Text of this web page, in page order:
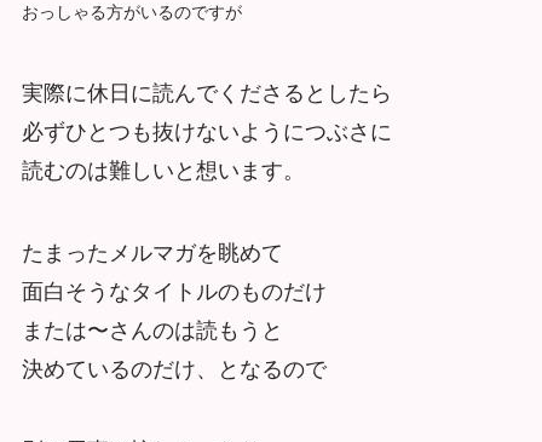
おっしゃる方がいるのですが
実際に休日に読んでくださるとしたら
必ずひとつも抜けないようにつぶさに
読むのは難しいと想います。
たまったメルマガを眺めて
面白そうなタイトルのものだけ
または〜さんのは読もうと
決めているのだけ、となるので